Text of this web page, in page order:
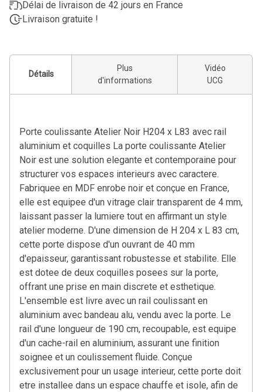
Délai de livraison de 42 jours en France
Livraison gratuite !
Détails
Plus
d'informations
Vidéo
UCG
Porte coulissante Atelier Noir H204 x L83 avec rail
aluminium et coquilles La porte coulissante Atelier
Noir est une solution elegante et contemporaine pour
structurer vos espaces interieurs avec caractere.
Fabriquee en MDF enrobe noir et conçue en France,
elle est equipee d'un vitrage clair transparent de 4 mm,
laissant passer la lumiere tout en affirmant un style
atelier moderne. D'une dimension de H 204 x L 83 cm,
cette porte dispose d'un ouvrant de 40 mm
d'epaisseur, garantissant robustesse et stabilite. Elle
est dotee de deux coquilles posees sur la porte,
offrant une prise en main discrete et esthetique.
L'ensemble est livre avec un rail coulissant en
aluminium avec bandeau alu, vendu avec la porte. Le
rail d'une longueur de 190 cm, recoupable, est equipe
d'un cache-rail en aluminium, assurant une finition
soignee et un coulissement fluide. Conçue
exclusivement pour un usage interieur, cette porte doit
etre installee dans un espace chauffe et isole, afin de